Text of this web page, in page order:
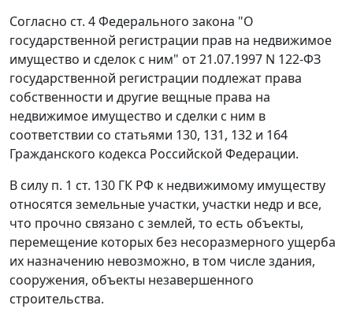
Согласно ст. 4Федерального закона "О
государственной регистрации прав на недвижимое
имущество и сделок с ним" от 21.07.1997 N 122-ФЗ
государственной регистрации подлежат права
собственности и другие вещные права на
недвижимое имущество и сделки с ним в
соответствии со статьями 130, 131, 132 и 164
Гражданского кодекса Российской Федерации.
В силу п. 1 ст. 130 ГК РФ к недвижимому имуществу
относятся земельные участки, участки недр и все,
что прочно связано с землей, то есть объекты,
перемещение которых без несоразмерного ущерба
их назначению невозможно, в том числе здания,
сооружения, объекты незавершенного
строительства.